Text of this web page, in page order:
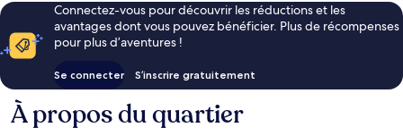
Connectez-vous pour découvrir les réductions et les
avantages dont vous pouvez bénéficier. Plus de récompenses
pour plus d’aventures !
Se connecter S’inscrire gratuitement
À propos du quartier